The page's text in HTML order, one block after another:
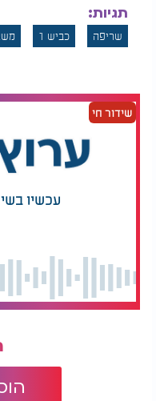
תגיות:
שריפה כביש 1
שידור חי
עכשיו